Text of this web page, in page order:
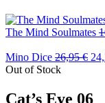
The Mind Soulmates
Mino Dice 26,95€
Out of Stock
Cat’s Eye 06